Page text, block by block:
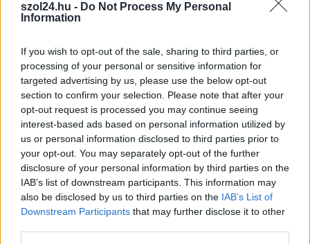
szol24.hu - Do Not Process My Personal
Information
If you wish to opt-out of the sale, sharing to third parties, or
processing of your personal or sensitive information for
targeted advertising by us, please use the below opt-out
section to confirm your selection. Please note that after your
opt-out request is processed you may continue seeing
interest-based ads based on personal information utilized by
us or personal information disclosed to third parties prior to
your opt-out. You may separately opt-out of the further
disclosure of your personal information by third parties on the
IAB’s list of downstream participants. This information may
also be disclosed by us to third parties on the IAB’s List of
Downstream Participants that may further disclose it to other
2026.08.05. szol24.hu
Tánccal, zeneszóval és vásárral telik meg
Jászberény, indul a Csángó Fesztivál
Ismét a Kárpát-medencei folklór és a hagyományőrzés